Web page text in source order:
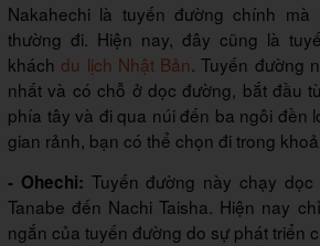
Nakahechi là tuyến đường chính mà
thường đi. Hiện nay, đây cũng là
kháchdu lịch Nhật Bản. Tuyến đường
nhất và có chỗ ở dọc đường, bắt đầu
phía tây và đi qua núi đến ba ngôi đền
gian rảnh, bạn có thể chọn đi trong
- Ohechi: Tuyến đường này chạy
Tanabe đến Nachi Taisha. Hiện nay
ngắn của tuyến đường do sự phát triển